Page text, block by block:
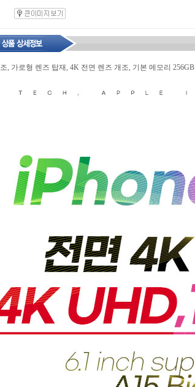
, 가로형 렌즈 탑재, 4K 전면 렌즈 개조, 기본 메모리 256GB